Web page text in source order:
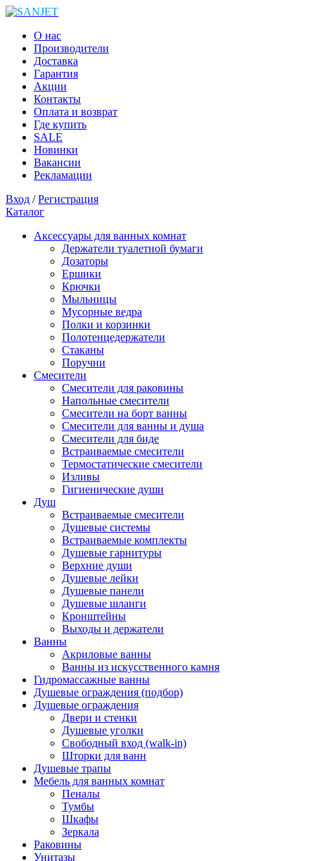
О нас
Производители
Доставка
Гарантия
Акции
Контакты
Оплата и возврат
Где купить
SALE
Новинки
Вакансии
Рекламации
Вход /Регистрация
Каталог
Аксессуары для ванных комнат
Держатели туалетной бумаги
Дозаторы
Ершики
Крючки
Мыльницы
Мусорные ведра
Полки и корзинки
Полотенцедержатели
Стаканы
Поручни
Смесители
Смесители для раковины
Напольные смесители
Смесители на борт ванны
Смесители для ванны и душа
Смесители для биде
Встраиваемые смесители
Термостатические смесители
Изливы
Гигиенические души
Душ
Встраиваемые смесители
Душевые системы
Встраиваемые комплекты
Душевые гарнитуры
Верхние души
Душевые лейки
Душевые панели
Душевые шланги
Кронштейны
Выходы и держатели
Ванны
Акриловые ванны
Ванны из искусственного камня
Гидромассажные ванны
Душевые ограждения (подбор)
Душевые ограждения
Двери и стенки
Душевые уголки
Свободный вход (walk-in)
Шторки для ванн
Душевые трапы
Мебель для ванных комнат
Пеналы
Тумбы
Шкафы
Зеркала
Раковины
Унитазы